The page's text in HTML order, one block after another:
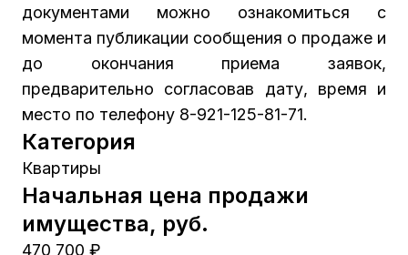
документами можно ознакомиться с
момента публикации сообщения о продаже и
до окончания приема заявок,
предварительно согласовав дату, время и
место по телефону 8-921-125-81-71.
Категория
Квартиры
Начальная цена продажи
имущества, руб.
470 700 ₽